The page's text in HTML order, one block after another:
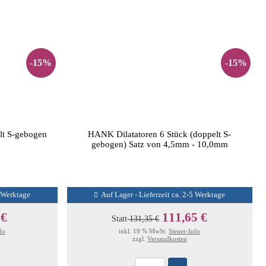
-15%
S-gebogen
-15%
HANK Dilatatoren 6 Stück (doppelt S-
gebogen) Satz von 4,5mm - 10,0mm
Auf Lager - Lieferzeit ca. 2-5 Werktage
Statt131,35 € 111,65 €
inkl. 19 % MwSt.Steuer-Info
zzgl. Versandkosten